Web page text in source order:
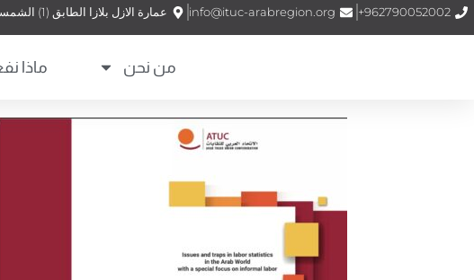
962790052002+
info@ituc-arabregion.org عمارة الازل بلازا الطابق (1) الشمساني – شارع الملكة نور – عمان – الأردن
من نحن ماذا